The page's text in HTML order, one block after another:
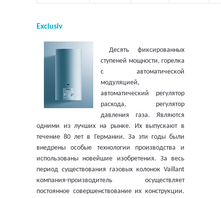
Exclusiv
Десять фиксированных
ступеней мощности, горелка
с автоматической
модуляцией,
автоматический регулятор
расхода, регулятор
давления газа. Являются
одними из лучших на рынке. Их выпускают в
течение 80 лет в Германии. За эти годы были
внедрены особые технологии производства и
использованы новейшие изобретения. За весь
период существования газовых колонок Vaillant
компания-производитель осуществляет
постоянное совершенствование их конструкции.